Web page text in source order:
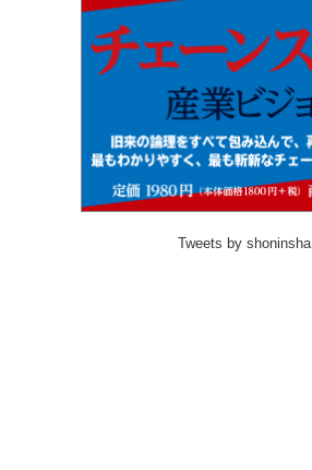
Tweets by shoninsha